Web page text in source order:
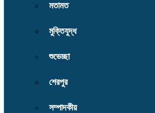
মতামত
মুক্তিযুদ্ধ
শুভেচ্ছা
শেরপুর
সম্পাদকীয়